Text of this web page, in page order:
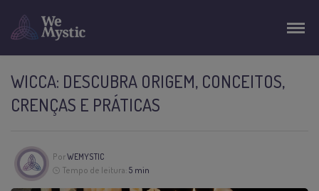
WICCA: DESCUBRA ORIGEM, CONCEITOS,
CRENÇAS E PRÁTICAS
PorWEMYSTIC
Tempo de leitura: 5 min